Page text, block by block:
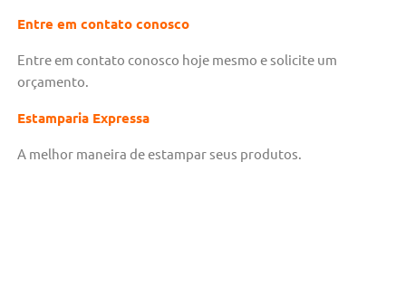
Entre em contato conosco
Entre em contato conosco hoje mesmo e solicite um
orçamento.
Estamparia Expressa
A melhor maneira de estampar seus produtos.